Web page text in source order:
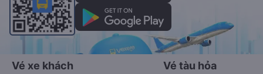
Bình
Vé xe tết 2027 từ Bến Lức đi Thăng Bình vẫn chưa được công
bố. Vexere.com sẽ sớm thông báo cho các bạn thông tin vé
xe Tết 2027 bao gồm giá vé, lịch trình, ngày giờ bán vé của
các hãng xe khách đi tuyến đường Bến Lức - Thăng Bình và